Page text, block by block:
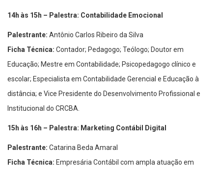
14h às 15h – Palestra: Contabilidade Emocional
Palestrante: Antônio Carlos Ribeiro da Silva
Ficha Técnica: Contador; Pedagogo; Teólogo; Doutor em
Educação; Mestre em Contabilidade; Psicopedagogo clínico e
escolar; Especialista em Contabilidade Gerencial e Educação à
distância; e Vice Presidente do Desenvolvimento Profissional e
Institucional do CRCBA.
15h às 16h – Palestra: Marketing Contábil Digital
Palestrante: Catarina Beda Amaral
Ficha Técnica: Empresária Contábil com ampla atuação em